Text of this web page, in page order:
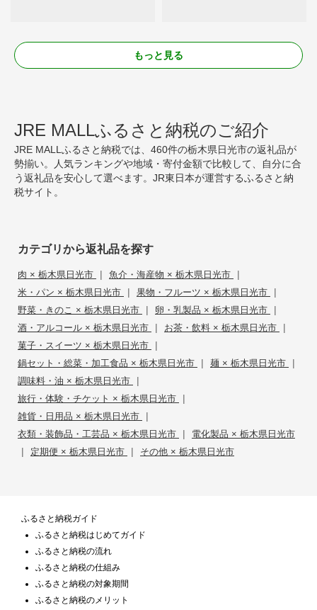
もっと見る
JRE MALLふるさと納税のご紹介
JRE MALLふるさと納税では、460件の栃木県日光市の返礼品が
勢揃い。人気ランキングや地域・寄付金額で比較して、自分に合
う返礼品を安心して選べます。JR東日本が運営するふるさと納
税サイト。
カテゴリから返礼品を探す
肉 × 栃木県日光市 | 魚介・海産物 × 栃木県日光市 |
米・パン × 栃木県日光市 | 果物・フルーツ × 栃木県日光市 |
野菜・きのこ × 栃木県日光市 | 卵・乳製品 × 栃木県日光市 |
酒・アルコール × 栃木県日光市 | お茶・飲料 × 栃木県日光市 |
菓子・スイーツ × 栃木県日光市 |
鍋セット・総菜・加工食品 × 栃木県日光市 | 麺 × 栃木県日光市 |
調味料・油 × 栃木県日光市 |
旅行・体験・チケット × 栃木県日光市 |
雑貨・日用品 × 栃木県日光市 |
衣類・装飾品・工芸品 × 栃木県日光市 | 電化製品 × 栃木県日光市
| 定期便 × 栃木県日光市 | その他 × 栃木県日光市
ふるさと納税ガイド
ふるさと納税はじめてガイド
ふるさと納税の流れ
ふるさと納税の仕組み
ふるさと納税の対象期間
ふるさと納税のメリット